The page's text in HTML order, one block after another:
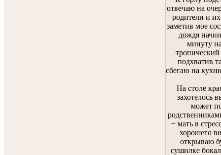
отвечаю на
родители и
заметив мое
дождя
минуту
тропический
подхватив
сбегаю на
На столе
захотелось
может
− мать в
хорошего
открываю
сушилке